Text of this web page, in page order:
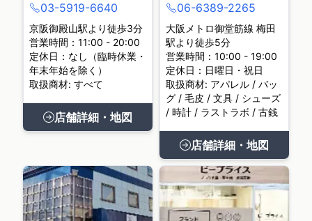
03-5919-6640
京阪御殿山駅より徒歩3分
営業時間：11:00 - 20:00
定休日：なし（臨時休業・
年末年始を除く）
取扱商材: すべて
店舗詳細・地図
06-6389-2265
大阪メトロ御堂筋線 梅田
駅より徒歩5分
営業時間：10:00 - 19:00
定休日：日曜日・祝日
取扱商材: アパレル / バッ
グ / 毛皮 / 文具 / シューズ
/ 時計 / ラストラボ / 古銭
店舗詳細・地図